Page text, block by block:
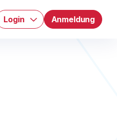
Login Anmeldung